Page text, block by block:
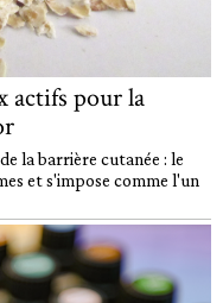
actifs pour la
la barrière cutanée : le
et s'impose comme l'un